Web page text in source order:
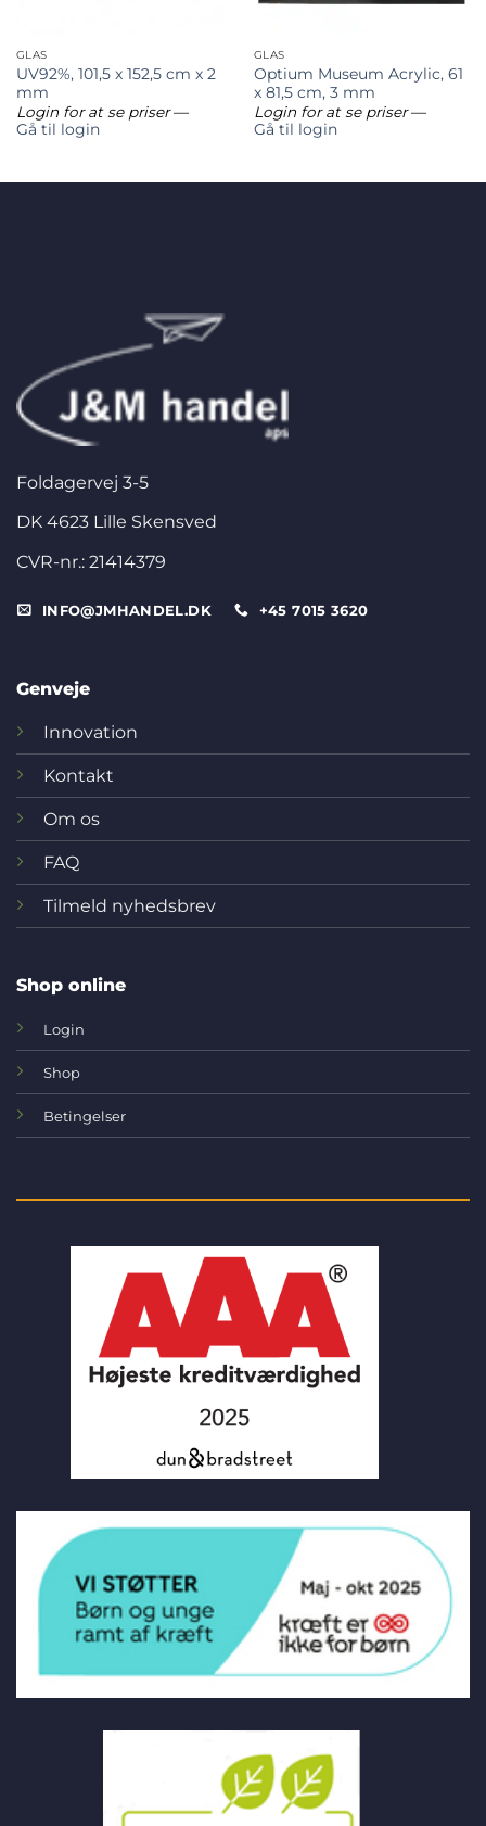
GLAS
UV92%, 101,5 x 152,5 cm x 2
mm
Login for at se priser—
Gå til login
GLAS
Optium Museum Acrylic, 61
x 81,5 cm, 3 mm
Login for at se priser—
Gå til login
Foldagervej 3-5
DK 4623 Lille Skensved
CVR-nr.: 21414379
INFO@JMHANDEL.DK +45 7015 3620
Genveje
Innovation
Kontakt
Om os
FAQ
Tilmeld nyhedsbrev
Shop online
Login
Shop
Betingelser